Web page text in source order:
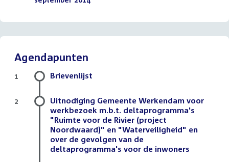
Agendapunten
Brievenlijst
1
Uitnodiging Gemeente Werkendam voor
werkbezoek m.b.t. deltaprogramma's
"Ruimte voor de Rivier (project
Noordwaard)" en "Waterveiligheid" en
over de gevolgen van de
deltaprogramma's voor de inwoners
2